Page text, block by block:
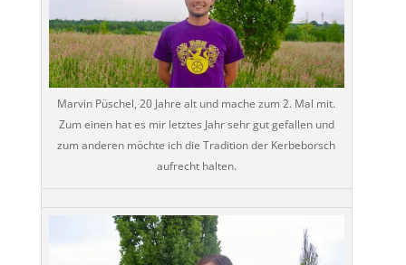
Marvin Püschel, 20 Jahre alt und mache zum 2. Mal mit.
Zum einen hat es mir letztes Jahr sehr gut gefallen und
zum anderen möchte ich die Tradition der Kerbeborsch
aufrecht halten.